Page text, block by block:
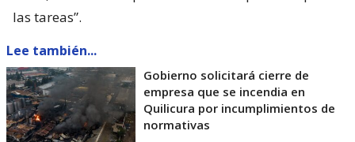
las tareas”.
Lee también...
Gobierno solicitará cierre de
empresa que se incendia en
Quilicura por incumplimientos de
normativas